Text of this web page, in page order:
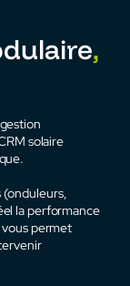
,
solaire
(onduleurs,
la performance
vous permet